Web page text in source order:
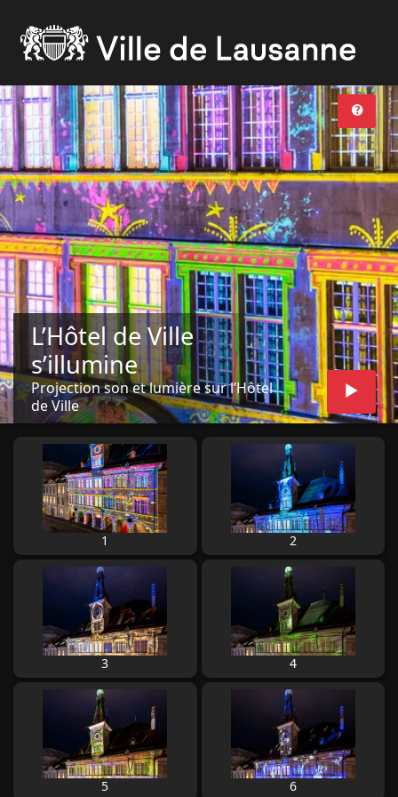
L’Hôtel de Ville
s’illumine
Projection son et lumière sur l’Hôtel
de Ville
1 2
3 4
5 6